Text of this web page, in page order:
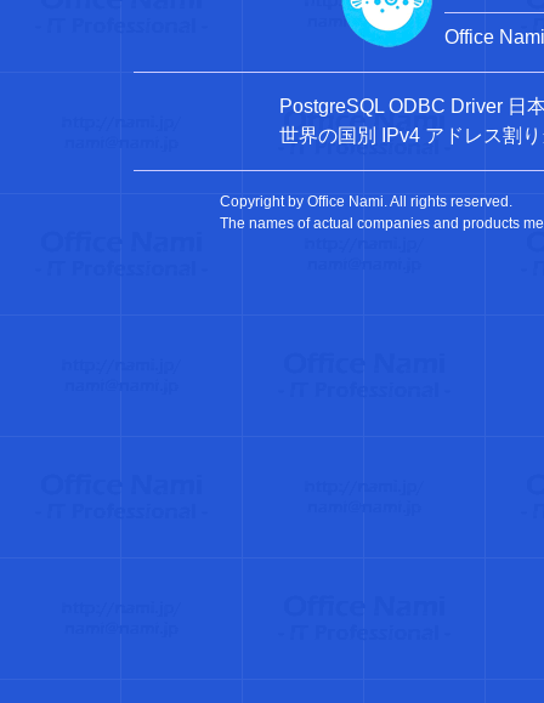
Office
PostgreSQL ODBC Driver 日
世界の国別 IPv4 アドレス割
Copyright by Office Nami. All rights reserved.
The names of actual companies and products